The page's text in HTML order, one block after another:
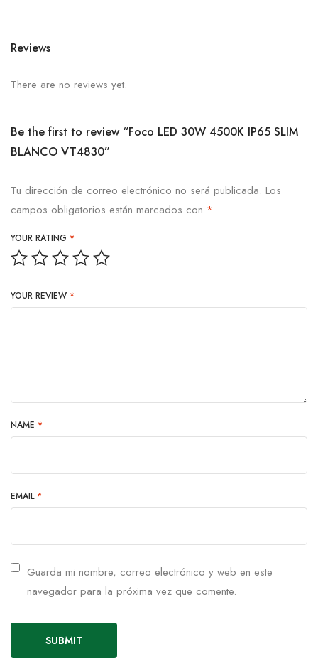
Reviews
There are no reviews yet.
Be the first to review “Foco LED 30W 4500K IP65 SLIM
BLANCO VT4830”
Tu dirección de correo electrónico no será publicada. Los
campos obligatorios están marcados con *
YOUR RATING *
YOUR REVIEW *
NAME *
EMAIL *
Guarda mi nombre, correo electrónico y web en este
navegador para la próxima vez que comente.